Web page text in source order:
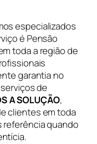
especializados
é Pensão
toda a região de
garantia no
de
A SOLUÇÃO,
clientes em toda
referência quando